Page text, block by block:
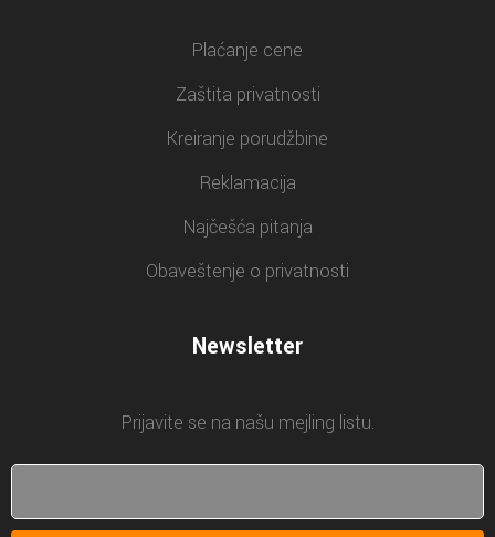
Plaćanje cene
Zaštita privatnosti
Kreiranje porudžbine
Reklamacija
Najčešća pitanja
Obaveštenje o privatnosti
Newsletter
Prijavite se na našu mejling listu.